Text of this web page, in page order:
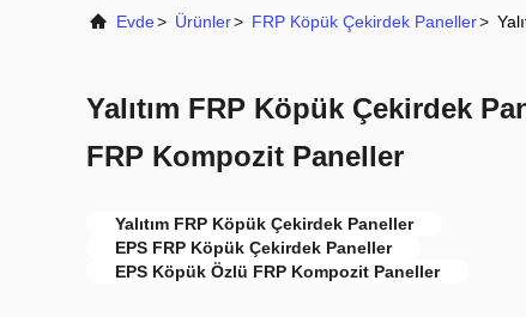
Evde> Ürünler> FRP Köpük Çekirdek Paneller>
Yalıtım FRP Köpük Çekirdek
FRP Kompozit Paneller
Yalıtım FRP Köpük Çekirdek Paneller
EPS FRP Köpük Çekirdek Paneller
EPS Köpük Özlü FRP Kompozit Paneller